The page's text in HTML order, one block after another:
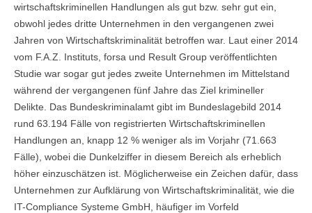
wirtschaftskriminellen Handlungen als gut bzw. sehr gut ein,
obwohl jedes dritte Unternehmen in den vergangenen zwei
Jahren von Wirtschaftskriminalität betroffen war. Laut einer 2014
vom F.A.Z. Instituts, forsa und Result Group veröffentlichten
Studie war sogar gut jedes zweite Unternehmen im Mittelstand
während der vergangenen fünf Jahre das Ziel krimineller
Delikte. Das Bundeskriminalamt gibt im Bundeslagebild 2014
rund 63.194 Fälle von registrierten Wirtschaftskriminellen
Handlungen an, knapp 12 % weniger als im Vorjahr (71.663
Fälle), wobei die Dunkelziffer in diesem Bereich als erheblich
höher einzuschätzen ist. Möglicherweise ein Zeichen dafür, dass
Unternehmen zur Aufklärung von Wirtschaftskriminalität, wie die
IT-Compliance Systeme GmbH, häufiger im Vorfeld